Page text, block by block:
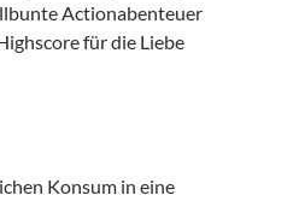
Actionabenteuer
für die Liebe
Konsum in eine